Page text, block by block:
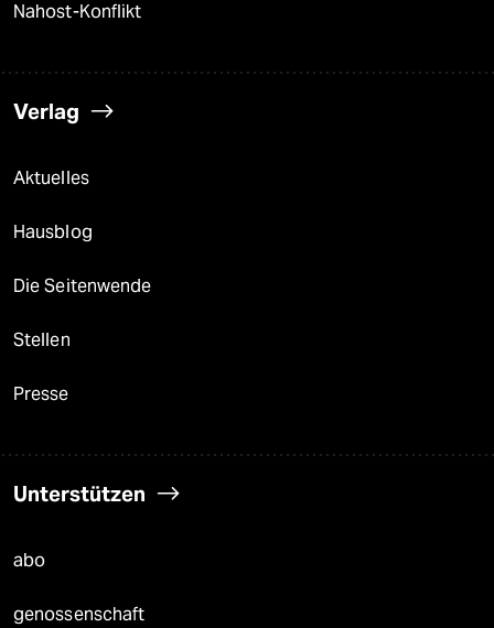
Nahost-Konflikt
Verlag
Aktuelles
Hausblog
Die Seitenwende
Stellen
Presse
Unterstützen
abo
genossenschaft